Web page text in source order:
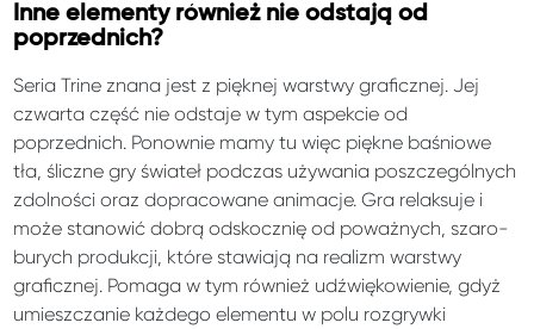
Inne elementy również nie odstają od
poprzednich?
Seria Trine znana jest z pięknej warstwy graficznej. Jej
czwarta część nie odstaje w tym aspekcie od
poprzednich. Ponownie mamy tu więc piękne baśniowe
tła, śliczne gry świateł podczas używania poszczególnych
zdolności oraz dopracowane animacje. Gra relaksuje i
może stanowić dobrą odskocznię od poważnych, szaro-
burych produkcji, które stawiają na realizm warstwy
graficznej. Pomaga w tym również udźwiękowienie, gdyż
umieszczanie każdego elementu w polu rozgrywki